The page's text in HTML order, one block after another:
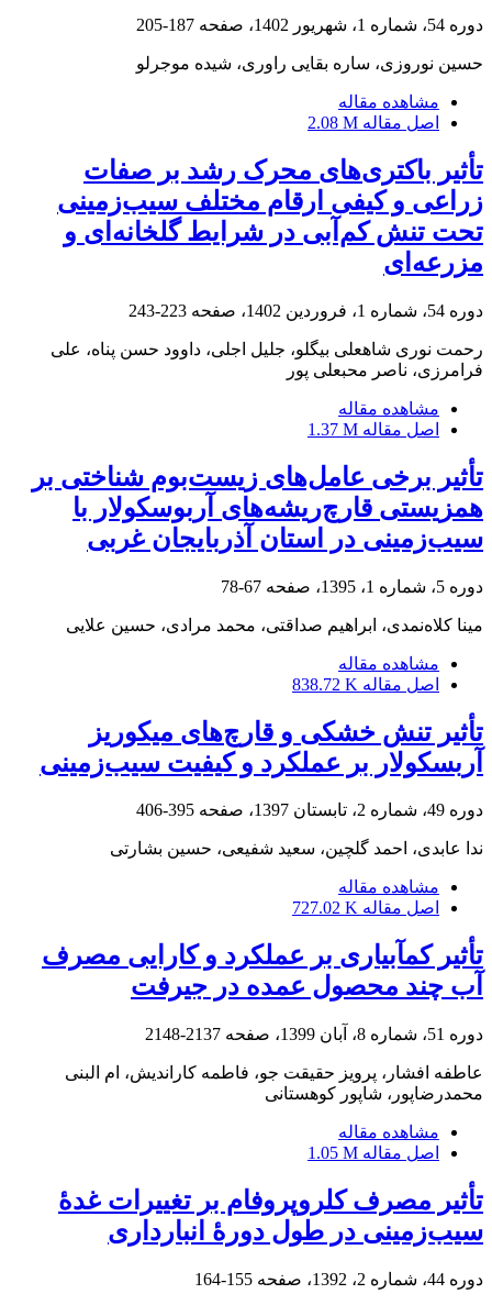
دوره 54، شماره 1، شهریور 1402، صفحه 187-205
حسین نوروزی، ساره بقایی راوری، شیده موجرلو
مشاهده مقاله
اصل مقاله 2.08 M
تأثیر باکتری‌های محرک رشد بر صفات
زراعی و کیفی ارقام مختلف سیب‌زمینی
تحت تنش کم‌آبی در شرایط گلخانه‌ای و
مزرعه‌ای
دوره 54، شماره 1، فروردین 1402، صفحه 223-243
رحمت نوری شاهعلی بیگلو، جلیل اجلی، داوود حسن پناه، علی
فرامرزی، ناصر محبعلی پور
مشاهده مقاله
اصل مقاله 1.37 M
تأثیر برخی عامل‌های زیست‌بوم شناختی بر
همزیستی قارچ‌‌ریشه‌های آربوسکولار با
سیب‌زمینی در استان آذربایجان غربی
دوره 5، شماره 1، 1395، صفحه 67-78
مینا کلاه‌نمدی، ابراهیم صداقتی، محمد مرادی، حسین علایی
مشاهده مقاله
اصل مقاله 838.72 K
تأثیر تنش خشکی و قارچ‌های میکوریز
آربسکولار بر عملکرد و کیفیت سیب‌زمینی
دوره 49، شماره 2، تابستان 1397، صفحه 395-406
ندا عابدی، احمد گلچین، سعید شفیعی، حسین بشارتی
مشاهده مقاله
اصل مقاله 727.02 K
تأثیر کم‏آبیاری بر عملکرد و کارایی مصرف
آب چند محصول عمده در جیرفت
دوره 51، شماره 8، آبان 1399، صفحه 2137-2148
عاطفه افشار، پرویز حقیقت جو، فاطمه کاراندیش، ام البنی
محمدرضاپور، شاپور کوهستانی
مشاهده مقاله
اصل مقاله 1.05 M
تأثیر مصرف کلروپروفام بر تغییرات غدۀ
سیب‌زمینی در طول دورۀ انبارداری
دوره 44، شماره 2، 1392، صفحه 155-164